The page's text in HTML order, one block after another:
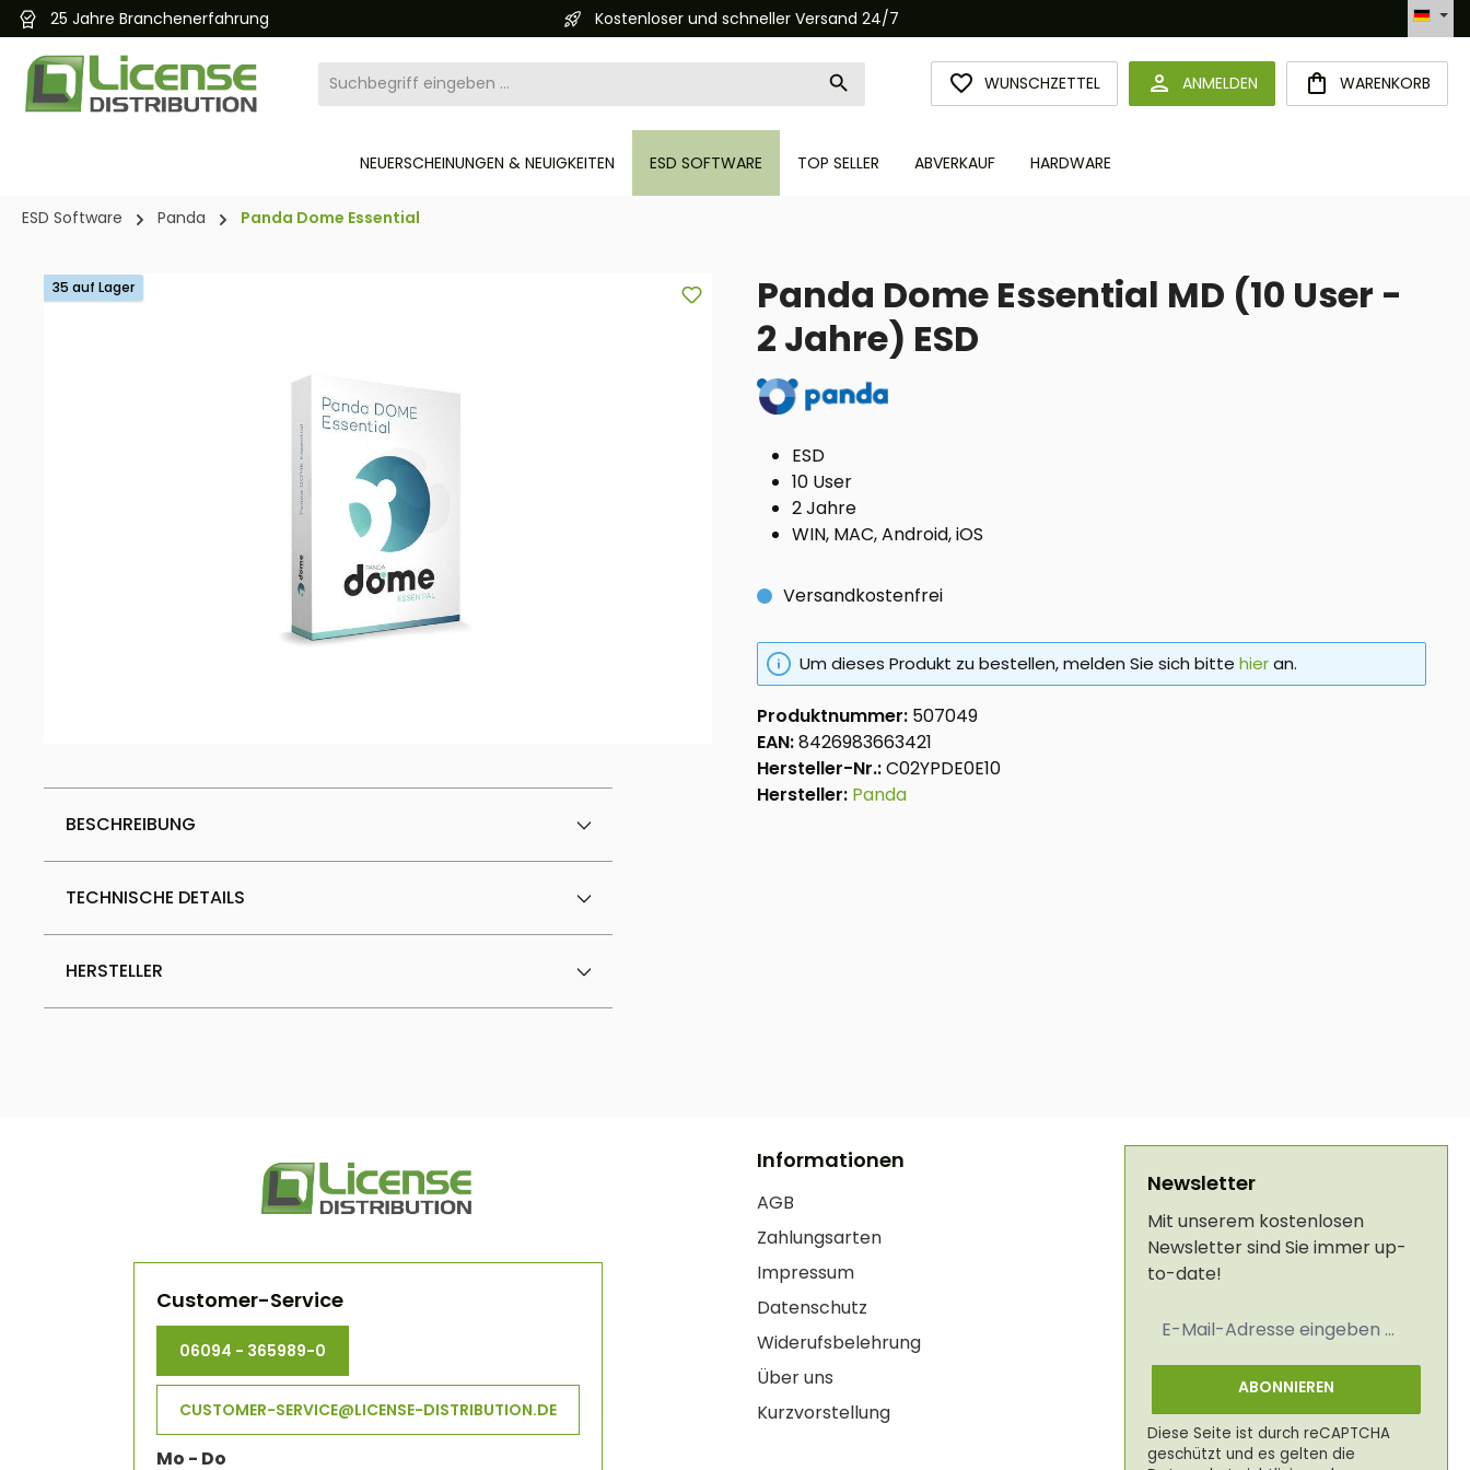
Zur Hauptnavigation springen
25 Jahre Branchenerfahrung Kostenloser und schneller Versand 24/7 Automatisierte Bestellabwicklung (API)
WUNSCHZETTELDU HAST 0 PRODUKTE AUF DEM MERKZETTEL
ANMELDEN WARENKORB
NEUERSCHEINUNGEN & NEUIGKEITEN ESD SOFTWARE TOP SELLER ABVERKAUF HARDWARE
ESD Software Panda Panda Dome Essential
Bildergalerie überspringen
35 auf Lager
BESCHREIBUNG
TECHNISCHE DETAILS
HERSTELLER
Panda Dome Essential MD (10 User -
2 Jahre) ESD
ESD
10 User
2 Jahre
WIN, MAC, Android, iOS
Versandkostenfrei
Um dieses Produkt zu bestellen, melden Sie sich bitte hieran.
Produktnummer: 507049
EAN:8426983663421
Hersteller-Nr.:C02YPDE0E10
Hersteller: Panda
Customer-Service
06094 - 365989-0
CUSTOMER-SERVICE@LICENSE-DISTRIBUTION.DE
Mo - Do
Informationen
AGB
Zahlungsarten
Impressum
Datenschutz
Widerufsbelehrung
Über uns
Kurzvorstellung
Newsletter
Mit unserem kostenlosen
Newsletter sind Sie immer up-
to-date!
Mail-
ABONNIEREN
Diese Seite ist durch reCAPTCHA
geschützt und es gelten die